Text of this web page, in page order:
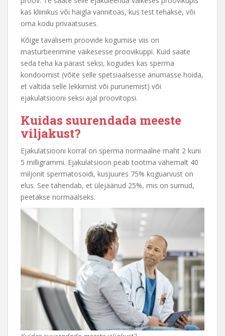
kas kliinikus või haigla vannitoas, kus test tehakse, või
oma kodu privaatsuses.
Kõige tavalisem proovide kogumise viis on
masturbeerimine väikesesse proovikuppi. Kuid saate
seda teha ka pärast seksi, kogudes kas sperma
kondoomist (võite selle spetsiaalsesse anumasse hoida,
et vältida selle lekkimist või purunemist) või
ejakulatsiooni seksi ajal proovitopsi.
Kuidas suurendada meeste
viljakust?
Ejakulatsiooni korral on sperma normaalne maht 2 kuni
5 milligrammi. Ejakulatsioon peab tootma vähemalt 40
miljonit spermatosoidi, kusjuures 75% koguarvust on
elus. See tähendab, et ülejäänud 25%, mis on surnud,
peetakse normaalseks.